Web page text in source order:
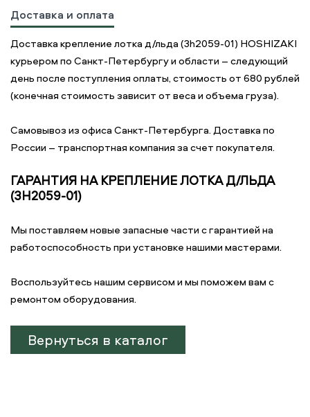
Доставка и оплата
Доставка крепление лотка д/льда (3h2059-01) HOSHIZAKI
курьером по Санкт-Петербургу и области – следующий
день после поступления оплаты, стоимость от 680 рублей
(конечная стоимость зависит от веса и объема груза).
Самовывоз из офиса Санкт-Петербурга. Доставка по
России – транспортная компания за счет покупателя.
ГАРАНТИЯ НА КРЕПЛЕНИЕ ЛОТКА Д/ЛЬДА
(3H2059-01)
Мы поставляем новые запасные части с гарантией на
работоспособность при установке нашими мастерами.
Воспользуйтесь нашим сервисом и мы поможем вам с
ремонтом оборудования.
Вернуться в каталог